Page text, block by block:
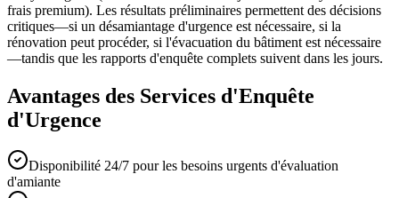
frais premium). Les résultats préliminaires permettent des décisions
critiques—si un désamiantage d'urgence est nécessaire, si la
rénovation peut procéder, si l'évacuation du bâtiment est nécessaire
—tandis que les rapports d'enquête complets suivent dans les jours.
Avantages des Services d'Enquête
d'Urgence
Disponibilité 24/7 pour les besoins urgents d'évaluation
d'amiante